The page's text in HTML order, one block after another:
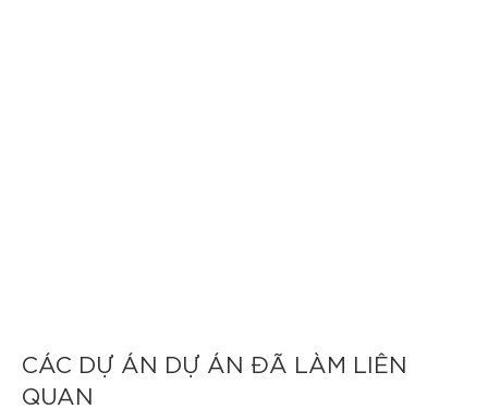
CÁC DỰ ÁN DỰ ÁN ĐÃ LÀM LIÊN
QUAN